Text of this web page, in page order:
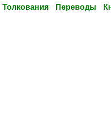
Толкования Переводы